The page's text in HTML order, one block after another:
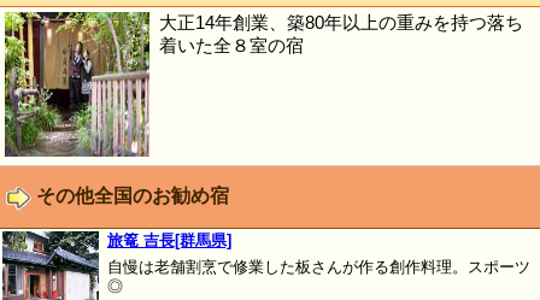
大正14年創業、築80年以上の重みを持つ落ち
着いた全８室の宿
その他全国のお勧め宿
旅篭 吉長[群馬県]
自慢は老舗割烹で修業した板さんが作る創作料理。スポーツ
◎